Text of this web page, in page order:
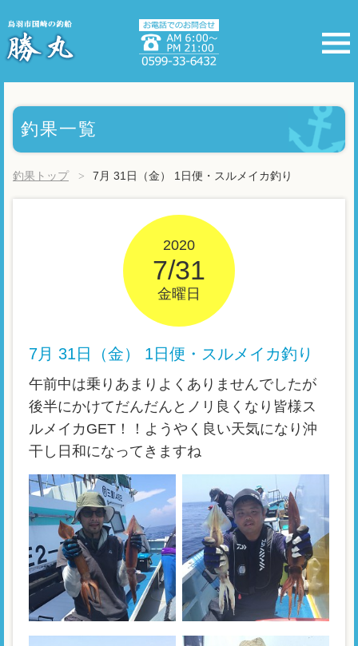
釣果一覧
釣果トップ 7月 31日（金） 1日便・スルメイカ釣り
2020
7/31
金曜日
7月 31日（金） 1日便・スルメイカ釣り
午前中は乗りあまりよくありませんでしたが
後半にかけてだんだんとノリ良くなり皆様ス
ルメイカGET！！ようやく良い天気になり沖
干し日和になってきますね